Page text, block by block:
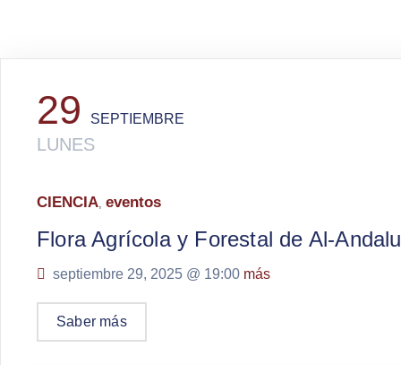
29SEPTIEMBRE
LUNES
CIENCIA eventos
Flora Agrícola y Forestal de Al-
septiembre 29, 2025 @ 19:00 más
Saber más